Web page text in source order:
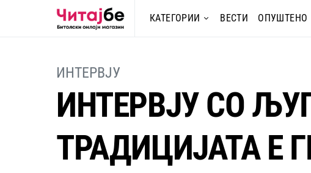
КАТЕГОРИИ ВЕСТИ ОПУШТЕНО
ИНТЕРВЈУ
ИНТЕРВЈУ СО
ТРАДИЦИЈАТА Е